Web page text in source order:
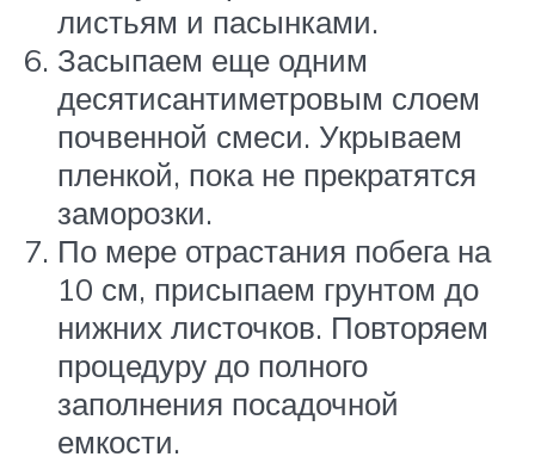
листьям и пасынками.
Засыпаем еще одним
десятисантиметровым слоем
почвенной смеси. Укрываем
пленкой, пока не прекратятся
заморозки.
По мере отрастания побега на
10 см, присыпаем грунтом до
нижних листочков. Повторяем
процедуру до полного
заполнения посадочной
емкости.